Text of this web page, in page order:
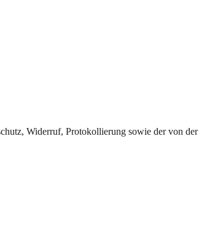
Widerruf, Protokollierung sowie der von der